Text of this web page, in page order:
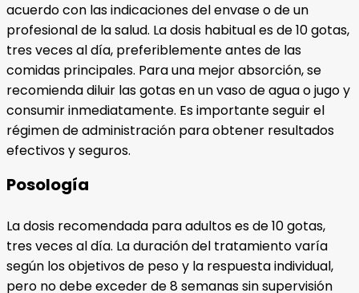
acuerdo con las indicaciones del envase o de un
profesional de la salud. La dosis habitual es de 10 gotas,
tres veces al día, preferiblemente antes de las
comidas principales. Para una mejor absorción, se
recomienda diluir las gotas en un vaso de agua o jugo y
consumir inmediatamente. Es importante seguir el
régimen de administración para obtener resultados
efectivos y seguros.
Posología
La dosis recomendada para adultos es de 10 gotas,
tres veces al día. La duración del tratamiento varía
según los objetivos de peso y la respuesta individual,
pero no debe exceder de 8 semanas sin supervisión